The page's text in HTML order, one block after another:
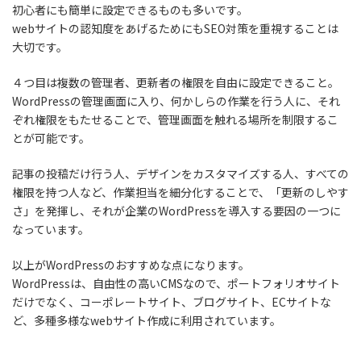
初心者にも簡単に設定できるものも多いです。
webサイトの認知度をあげるためにもSEO対策を重視することは
大切です。
４つ目は複数の管理者、更新者の権限を自由に設定できること。
WordPressの管理画面に入り、何かしらの作業を行う人に、それ
ぞれ権限をもたせることで、管理画面を触れる場所を制限するこ
とが可能です。
記事の投稿だけ行う人、デザインをカスタマイズする人、すべての
権限を持つ人など、作業担当を細分化することで、「更新のしやす
さ」を発揮し、それが企業のWordPressを導入する要因の一つに
なっています。
以上がWordPressのおすすめな点になります。
WordPressは、自由性の高いCMSなので、ポートフォリオサイト
だけでなく、コーポレートサイト、ブログサイト、ECサイトな
ど、多種多様なwebサイト作成に利用されています。